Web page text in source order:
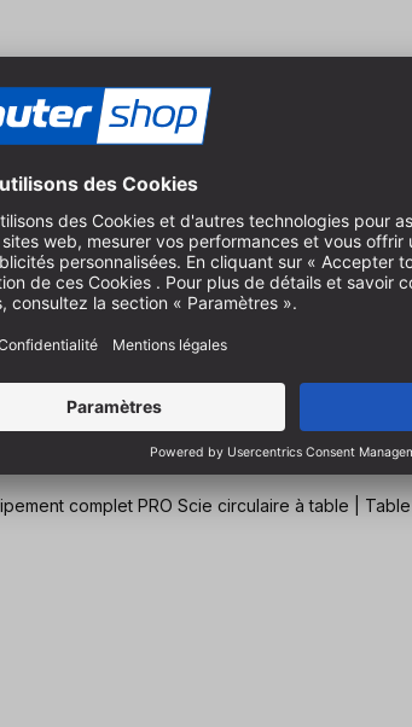
+ Kit complet de table de fraisage PRO